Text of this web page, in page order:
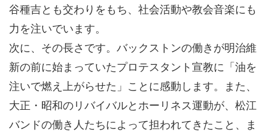
谷種吉とも交わりをもち、社会活動や教会音楽にも
力を注いでいます。
次に、その長さです。バックストンの働きが明治維
新の前に始まっていたプロテスタント宣教に「油を
注いで燃え上がらせた」ことに感動します。また、
大正・昭和のリバイバルとホーリネス運動が、松江
バンドの働き人たちによって担われてきたこと、ま